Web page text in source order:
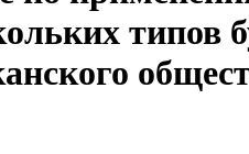
типов